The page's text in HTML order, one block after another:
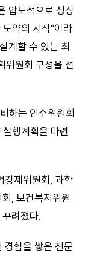
압도적으로 성장
약의 시작"이라
계할 수 있는 최
위원회 구성을 선
하는 인수위원회
행계획을 마련
경제위원회, 과학
, 보건복지위원
려졌다.
경험을 쌓은 전문